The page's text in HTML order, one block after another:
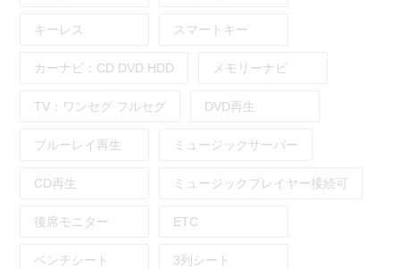
キーレス スマートキー
カーナビ： CD DVD HDD メモリーナビ
TV： ワンセグ フルセグ DVD再生
ブルーレイ再生 ミュージックサーバー
CD再生 ミュージックプレイヤー接続可
後席モニター ETC
ベンチシート 3列シート